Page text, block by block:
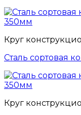
Круг
Сталь сортовая
Круг